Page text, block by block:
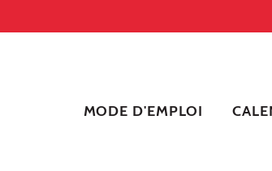
MODE D'EMPLOI